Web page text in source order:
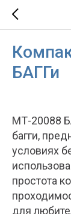
БАГГи
МТ-20088
багги,
условиях
простота
для